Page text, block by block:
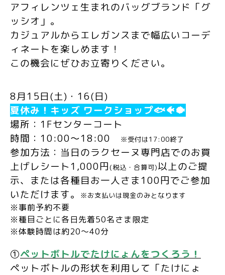
アフィレンツェ生まれのバッグブランド「グ
ッシオ」。
カジュアルからエレガンスまで幅広いコーデ
ィネートを楽しめます！
この機会にぜひお立寄りください。
8月15日(土)・16(日)
夏休み！キッズ ワークショップ🐟🐠🐡
場所：1 Fセンターコート
時間：10:00～18:00
※受付は17:00終了
参加方法：当日のラクセーヌ専門店でのお買
上げレシート1,000円 (税込・合算可)以上のご提
示、または各種目お一人さま100円でご参加
いただけます。
※お支払いは現金のみとなります
※事前予約不要
※種目ごとに各日先着50名さま限定
※体験時間は約20～40分
①ペットボトルでたけにょんをつくろう！
ペットボトルの形状を利用して「たけにょ